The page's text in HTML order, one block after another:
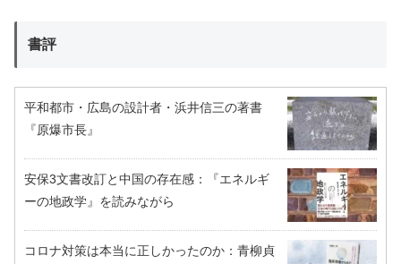
書評
平和都市・広島の設計者・浜井信三の著書
『原爆市長』
安保3文書改訂と中国の存在感：『エネルギ
ーの地政学』を読みながら
コロナ対策は本当に正しかったのか：青柳貞